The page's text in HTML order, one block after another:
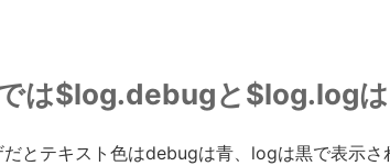
は$log.debugと$log.logは
とテキスト色はdebugは青、logは黒で表示